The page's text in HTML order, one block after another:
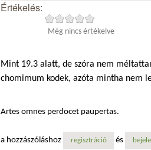
Értékelés:
Még nincs értékelve
Mint 19.3 alatt, de szóra nem
chomimum kodek, azóta mintha nem
Artes omnes perdocet paupertas.
a hozzászóláshoz regisztráció és